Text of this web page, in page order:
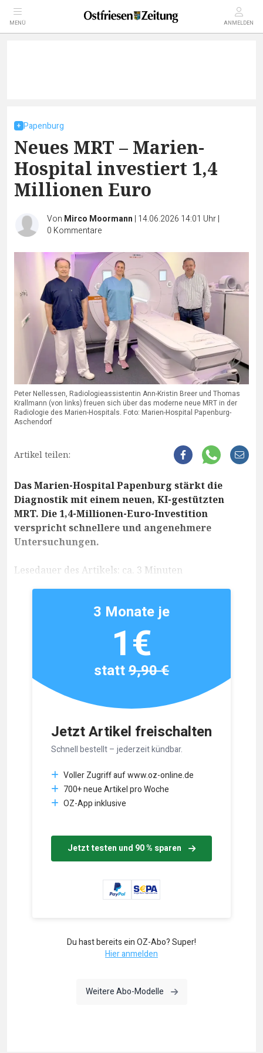
MENÜ ANMELDEN
Papenburg
Neues MRT – Marien-
Hospital investiert 1,4
Millionen Euro
Von Mirco Moormann | 14.06.2026 14:01 Uhr|
0 Kommentare
Peter Nellessen, Radiologieassistentin Ann-Kristin Breer und Thomas
Krallmann (von links) freuen sich über das moderne neue MRT in der
Radiologie des Marien-Hospitals. Foto: Marien-Hospital Papenburg-
Aschendorf
Artikel teilen:
Das Marien-Hospital Papenburg stärkt die
Diagnostik mit einem neuen, KI-gestützten
MRT. Die 1,4-Millionen-Euro-Investition
verspricht schnellere und angenehmere
Untersuchungen.
Lesedauer des Artikels: ca. 3 Minuten
Jetzt Artikel freischalten
Schnell bestellt – jederzeit kündbar.
Voller Zugriff auf www.oz-online.de
700+ neue Artikel pro Woche
OZ-App inklusive
Jetzt testen und 90 % sparen
3 Monate je
1€
statt9,90 €
Du hast bereits ein OZ-Abo? Super!
Hier anmelden
Weitere Abo-Modelle